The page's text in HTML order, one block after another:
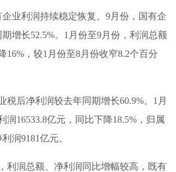
业利润持续稳定恢复。9月份，国有企
增长52.5%。1月份至9月份，利润总额
16%，较1月份至8月份收窄8.2个百分
税后净利润较去年同期增长60.9%。1月
润16533.8亿元，同比下降18.5%，归属
润9181亿元。
利润总额、净利润同比增幅较高，既有